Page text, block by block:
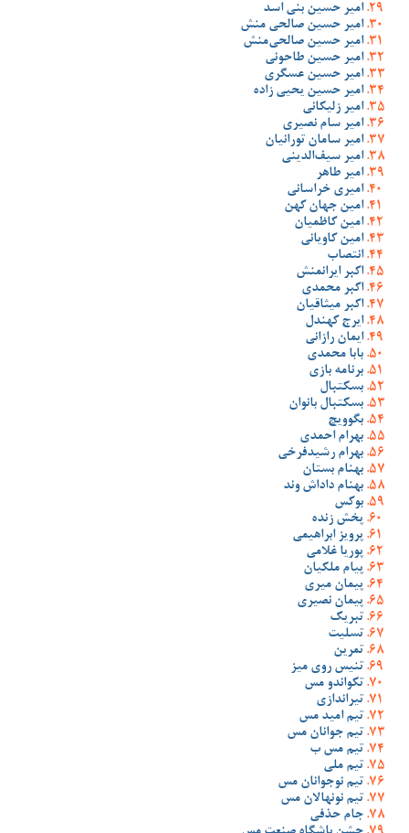
امیر حسین بنی اسد
امیر حسین صالحی منش
امیر حسین صالحی‌منش
امیر حسین طاحونی
امیر حسین عسگری
امیر حسین یحیی زاده
امیر زلیکانی
امیر سام نصیری
امیر سامان تورانیان
امیر سیف‌الدینی
امیر طاهر
امیری خراسانی
امین جهان کهن
امین کاظمیان
امین کاویانی
انتصاب
اکبر ایرانمنش
اکبر محمدی
اکبر میثاقیان
ایرج کهندل
ایمان رازانی
بابا محمدی
برنامه بازی
بسکتبال
بسکتبال بانوان
بگوویچ
بهرام احمدی
بهرام رشیدفرخی
بهنام بستان
بهنام داداش وند
بوکس
پخش زنده
پرویز ابراهیمی
پوریا غلامی
پیام ملکیان
پیمان میری
پیمان نصیری
تبریک
تسلیت
تمرین
تنیس روی میز
تکواندو مس
تیراندازی
تیم امید مس
تیم جوانان مس
تیم مس ب
تیم ملی
تیم نوجوانان مس
تیم نونهالان مس
جام حذفی